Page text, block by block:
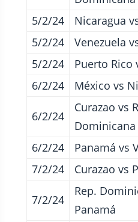
5/2/24
Nicaragua
5/2/24
Venezuela
5/2/24
Puerto Rico
6/2/24
México vs
6/2/24
Curazao vs
Dominicana
6/2/24 Panamá vs
7/2/24
Curazao vs
7/2/24
Rep.
Panamá